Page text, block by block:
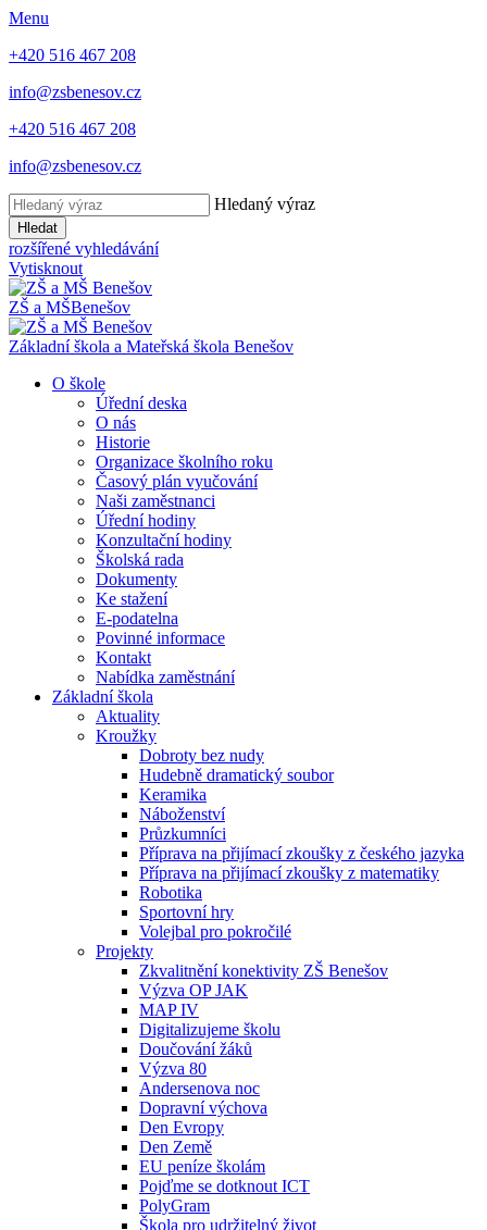
Menu
+420 516 467 208
info@zsbenesov.cz
+420 516 467 208
info@zsbenesov.cz
Hledaný výraz
Hledat
rozšířené vyhledávání
Vytisknout
ZŠ a MŠBenešov
Základní škola a Mateřská škola Benešov
O škole
Úřední deska
O nás
Historie
Organizace školního roku
Časový plán vyučování
Naši zaměstnanci
Úřední hodiny
Konzultační hodiny
Školská rada
Dokumenty
Ke stažení
E-podatelna
Povinné informace
Kontakt
Nabídka zaměstnání
Základní škola
Aktuality
Kroužky
Dobroty bez nudy
Hudebně dramatický soubor
Keramika
Náboženství
Průzkumníci
Příprava na přijímací zkoušky z českého jazyka
Příprava na přijímací zkoušky z matematiky
Robotika
Sportovní hry
Volejbal pro pokročilé
Projekty
Zkvalitnění konektivity ZŠ Benešov
Výzva OP JAK
MAP IV
Digitalizujeme školu
Doučování žáků
Výzva 80
Andersenova noc
Dopravní výchova
Den Evropy
Den Země
EU peníze školám
Pojďme se dotknout ICT
PolyGram
Škola pro udržitelný život